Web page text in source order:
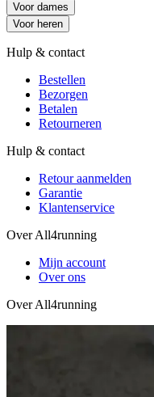
Voor dames
Voor heren
Hulp & contact
Bestellen
Bezorgen
Betalen
Retourneren
Hulp & contact
Retour aanmelden
Garantie
Klantenservice
Over All4running
Mijn account
Over ons
Over All4running